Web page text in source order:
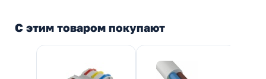
С этим товаром покупают